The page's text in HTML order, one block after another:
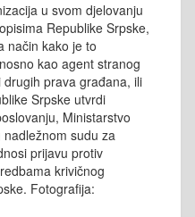
u svom djelovanju
Republike Srpske,
način kako je to
kao agent stranog
prava građana, ili
Srpske utvrdi
Ministarstvo
sudu za
prijavu protiv
krivičnog
Fotografija: